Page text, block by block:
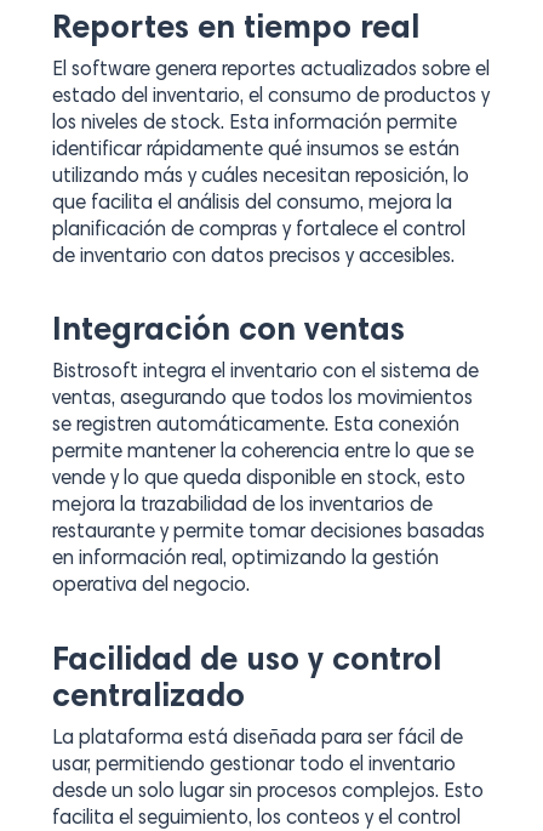
Reportes en tiempo real
El software genera reportes actualizados sobre el
estado del inventario, el consumo de productos y
los niveles de stock. Esta información permite
identificar rápidamente qué insumos se están
utilizando más y cuáles necesitan reposición, lo
que facilita el análisis del consumo, mejora la
planificación de compras y fortalece el control
de inventario con datos precisos y accesibles.
Integración con ventas
Bistrosoft integra el inventario con el sistema de
ventas, asegurando que todos los movimientos
se registren automáticamente. Esta conexión
permite mantener la coherencia entre lo que se
vende y lo que queda disponible en stock, esto
mejora la trazabilidad de los inventarios de
restaurante y permite tomar decisiones basadas
en información real, optimizando la gestión
operativa del negocio.
Facilidad de uso y control
centralizado
La plataforma está diseñada para ser fácil de
usar, permitiendo gestionar todo el inventario
desde un solo lugar sin procesos complejos. Esto
facilita el seguimiento, los conteos y el control